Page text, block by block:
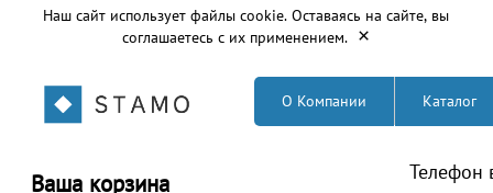
Наш сайт использует файлы cookie. Оставаясь на сайте, вы
соглашаетесь с их применением. ×
О Компании Каталог
Телефон
Ваша корзина